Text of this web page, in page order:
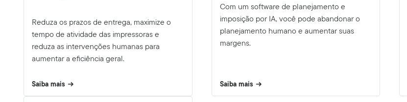
Reduza os prazos de entrega, maximize o
tempo de atividade das impressoras e
reduza as intervenções humanas para
aumentar a eficiência geral.
Saiba mais
Com um software de planejamento e
imposição por IA, você pode abandonar o
planejamento humano e aumentar suas
margens.
Saiba mais